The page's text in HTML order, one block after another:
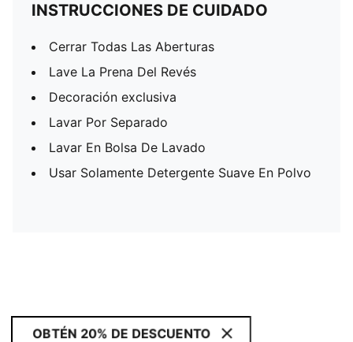
INSTRUCCIONES DE CUIDADO
Cerrar Todas Las Aberturas
Lave La Prena Del Revés
Decoración exclusiva
Lavar Por Separado
Lavar En Bolsa De Lavado
Usar Solamente Detergente Suave En Polvo
OBTÉN 20% DE DESCUENTO